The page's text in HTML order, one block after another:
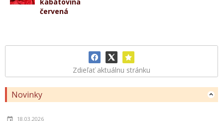
červená
Zdieľať aktuálnu stránku
Novinky
18.03.2026